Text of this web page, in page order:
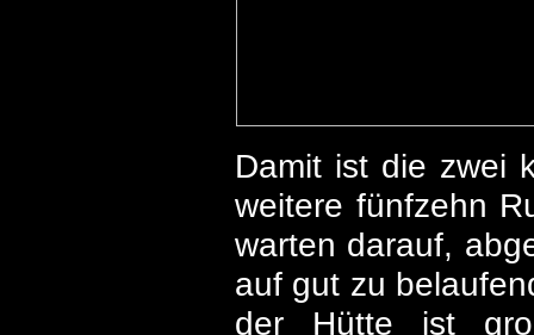
Damit ist die zwei
weitere fünfzehn
warten darauf,
auf gut zu
der Hütte ist